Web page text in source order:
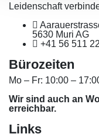
Leidenschaft
5630 Muri AG
+41 56 511
Bürozeiten
Mo – Fr: 10:00 –
Wir sind auch an
erreichbar.
Links